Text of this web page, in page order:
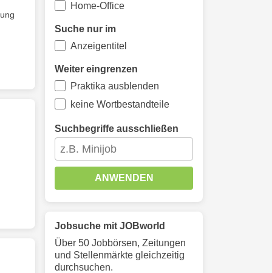
Home-Office
Suche nur im
Anzeigentitel
Weiter eingrenzen
Praktika ausblenden
keine Wortbestandteile
Suchbegriffe ausschließen
ANWENDEN
Jobsuche mit JOBworld
Über 50 Jobbörsen, Zeitungen
und Stellenmärkte gleichzeitig
durchsuchen.